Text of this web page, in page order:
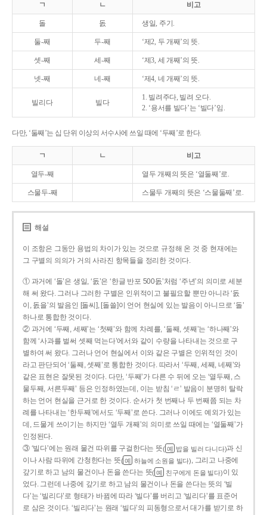
ㄱ ㄴ 비고
돌 돐 생일, 주기.
둘-째 두-째 ‘제2, 두 개째’의 뜻.
셋-째 세-째 ‘제3, 세 개째’의 뜻.
넷-째 네-째 ‘제4, 네 개째’의 뜻.
빌리다 빌다
1. 빌려주다, 빌려 오다.
2. ‘용서를 빌다’는 ‘빌다’임.
다만, ‘둘째’는 십 단위 이상의 서수사에 쓰일 때에 ‘두째’로 한다.
ㄱ ㄴ 비고
열두-째 열두 개째의 뜻은 ‘열둘째’로.
스물두-째 스물두 개째의 뜻은 ‘스물둘째’로.
해설
이 조항은 그동안 용법의 차이가 있는 것으로 규정해 온 것 중 현재에는
그 구별의 의의가 거의 사라진 항목들을 정리한 것이다.
① 과거에 ‘돌’은 생일, ‘돐’은 ‘한글 반포 500돐’처럼 ‘주년’의 의미로 세분
해 써 왔다. 그러나 그러한 구별은 인위적이고 불필요할 뿐만 아니라 ‘돐
이, 돐을’의 발음인 [돌씨], [돌쓸]이 언어 현실에 있는 발음이 아니므로 ‘돌’
하나로 통합한 것이다.
② 과거에 ‘두째, 세째’는 ‘첫째’와 함께 차례를, ‘둘째, 셋째’는 ‘하나째’와
함께 ‘사과를 벌써 셋째 먹는다’에서와 같이 수량을 나타내는 것으로 구
별하여 써 왔다. 그러나 언어 현실에서 이와 같은 구별은 인위적인 것이
라고 판단되어 ‘둘째, 셋째’로 통합한 것이다. 따라서 ‘두째, 세째, 네째’와
같은 표현은 잘못된 것이다. 다만, ‘두째’가 다른 수 뒤에 오는 ‘열두째, 스
물두째, 서른두째’ 등은 인정하였는데, 이는 받침 ‘ㄹ’ 발음이 분명히 탈락
하는 언어 현실을 근거로 한 것이다. 순서가 첫 번째나 두 번째쯤 되는 차
례를 나타내는 ‘한두째’에서도 ‘두째’로 쓴다. 그러나 이에도 예외가 있는
데, 드물게 쓰이기는 하지만 ‘열두 개째’의 의미로 쓰일 때에는 ‘열둘째’가
인정된다.
③ ‘빌다’에는 원래 물건 따위를 구걸한다는 뜻( 예 밥을 빌러 다니다)과 신
이나 사람 따위에 간청한다는 뜻( 예 하늘에 소원을 빌다), 그리고 나중에
갚기로 하고 남의 물건이나 돈을 쓴다는 뜻( 예 친구에게 돈을 빌다)이 있
었다. 그런데 나중에 갚기로 하고 남의 물건이나 돈을 쓴다는 뜻의 ‘빌
다’는 ‘빌리다’로 형태가 바뀜에 따라 ‘빌다’를 버리고 ‘빌리다’를 표준어
로 삼은 것이다. ‘빌리다’는 원래 ‘빌다’의 피동형으로서 대가를 받기로 하